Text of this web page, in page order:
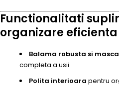
Functionalitati
organizare eficienta
Balama robusta si
completa a usii
Polita interioara pentru